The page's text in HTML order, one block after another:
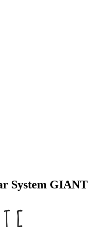
System GIANT